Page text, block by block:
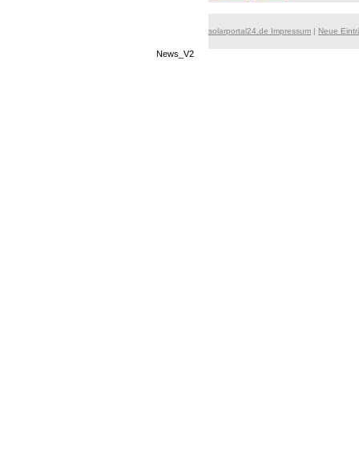
solarportal24.de Impressum | Neue
News_V2